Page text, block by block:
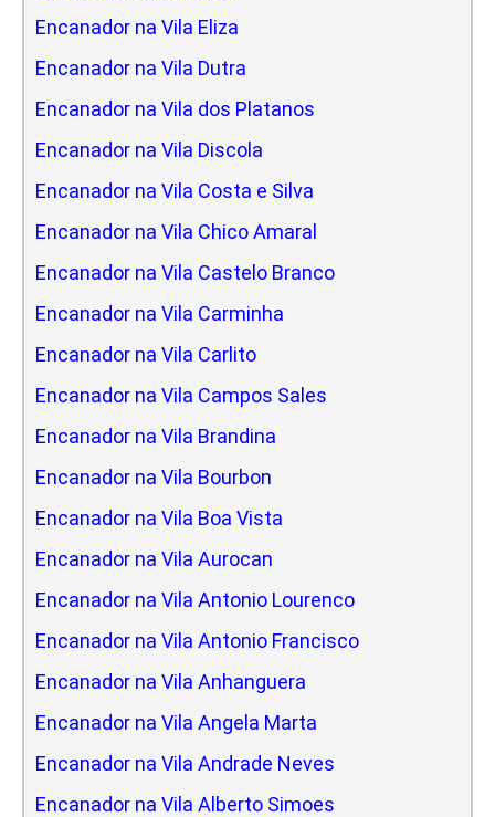
Encanador na Vila Eliza
Encanador na Vila Dutra
Encanador na Vila dos Platanos
Encanador na Vila Discola
Encanador na Vila Costa e Silva
Encanador na Vila Chico Amaral
Encanador na Vila Castelo Branco
Encanador na Vila Carminha
Encanador na Vila Carlito
Encanador na Vila Campos Sales
Encanador na Vila Brandina
Encanador na Vila Bourbon
Encanador na Vila Boa Vista
Encanador na Vila Aurocan
Encanador na Vila Antonio Lourenco
Encanador na Vila Antonio Francisco
Encanador na Vila Anhanguera
Encanador na Vila Angela Marta
Encanador na Vila Andrade Neves
Encanador na Vila Alberto Simoes